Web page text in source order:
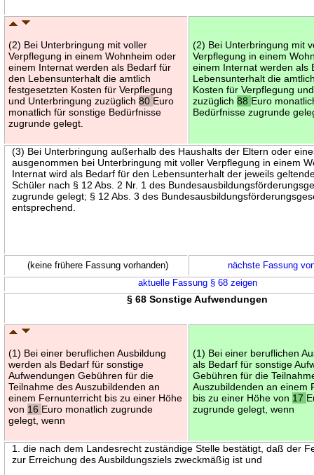
(2) Bei Unterbringung mit voller
Verpflegung in einem Wohnheim oder
einem Internat werden als Bedarf für
den Lebensunterhalt die amtlich
festgesetzten Kosten für Verpflegung
und Unterbringung zuzüglich80 Euro
monatlich für sonstige Bedürfnisse
zugrunde gelegt.
(2) Bei Unterbringung mit
Verpflegung in einem
einem Internat werden als
Lebensunterhalt die
Kosten für Verpflegung
zuzüglich88 Euro
Bedürfnisse zugrunde
(3) Bei Unterbringung außerhalb des Haushalts der Eltern oder
ausgenommen bei Unterbringung mit voller Verpflegung in einem
Internat wird als Bedarf für den Lebensunterhalt der jeweils
Schüler nach § 12 Abs. 2 Nr. 1 des
zugrunde gelegt; § 12 Abs. 3 des
entsprechend.
(keine frühere Fassung vorhanden)
nächste Fassung
aktuelle Fassung § 68 zeigen
§ 68 Sonstige Aufwendungen
(1) Bei einer beruflichen Ausbildung
werden als Bedarf für sonstige
Aufwendungen Gebühren für die
Teilnahme des Auszubildenden an
einem Fernunterricht bis zu einer Höhe
von 16 Euro monatlich zugrunde
gelegt, wenn
(1) Bei einer beruflichen
als Bedarf für sonstige
Gebühren für die
Auszubildenden an einem
bis zu einer Höhe von 17
zugrunde gelegt, wenn
1. die nach dem Landesrecht zuständige Stelle bestätigt, daß der
zur Erreichung des Ausbildungsziels zweckmäßig ist und